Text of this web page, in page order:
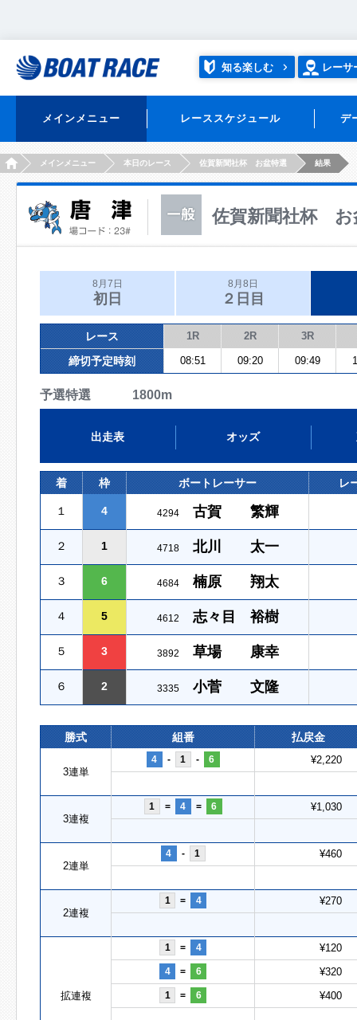
知る楽しむ レーサ
メインメニュー レーススケジュール デ
HOMEメインメニュー 本日のレース 佐賀新聞社杯 お盆特選 結果
佐賀新聞社杯 お
8月7日
初日
8月8日
２日目
レース 1R 2R 3R
締切予定時刻 08:51 09:20 09:49
予選特選 1800m
出走表 オッズ
着 枠 ボートレーサー レ
１ 4 4294 古賀 繁輝
２ 1 4718 北川 太一
３ 6 4684 楠原 翔太
４ 5 4612 志々目 裕樹
５ 3 3892 草場 康幸
６ 2 3335 小菅 文隆
勝式 組番 払戻金
3連単
4 - 1 - 6 ¥2,220
3連複
1 = 4 = 6 ¥1,030
2連単
4 - 1 ¥460
2連複
1 = 4 ¥270
拡連複
1 = 4 ¥120
4 = 6 ¥320
1 = 6 ¥400